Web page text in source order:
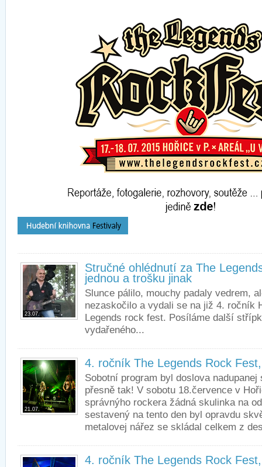
23.07.
Stručné ohlédnutí za The
jednou a trošku jinak
Slunce pálilo, mouchy padaly vedrem,
nezaskočilo a vydali se na již 4. ročník
Legends rock fest. Posíláme další
vydařeného...
21.07.
4. ročník The Legends Rock
Sobotní program byl doslova
přesně tak! V sobotu 18.července v
správnýho rockera žádná skulinka na
sestavený na tento den byl opravdu
metalovej nářez se skládal celkem z
4. ročník The Legends Rock